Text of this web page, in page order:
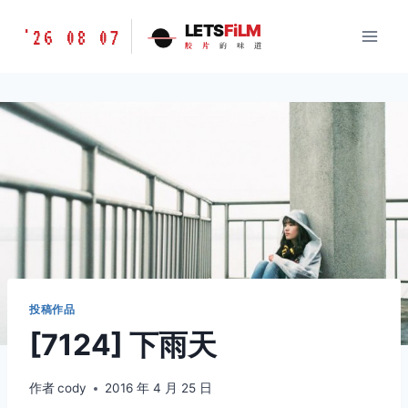
胶
味
道
LETSFILM
'26 08 07 LETSFiLM
胶 片 的 味 道
投稿作品
[7124] 下雨天
作者cody 2016 年 4 月 25 日